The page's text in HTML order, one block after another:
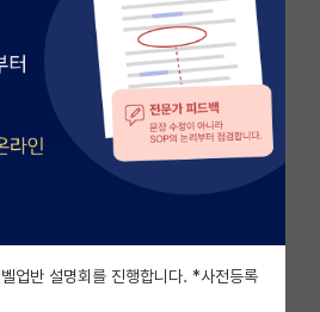
)
업반 설명회를 진행합니다. *사전등록